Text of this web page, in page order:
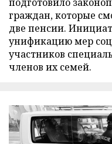
граждан, которые
две пенсии.
унификацию мер
участников
членов их семей.